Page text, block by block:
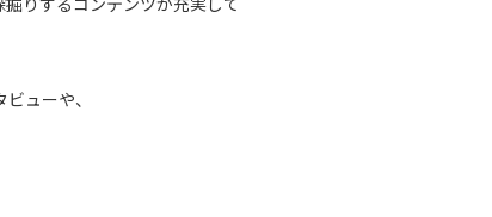
ューや、